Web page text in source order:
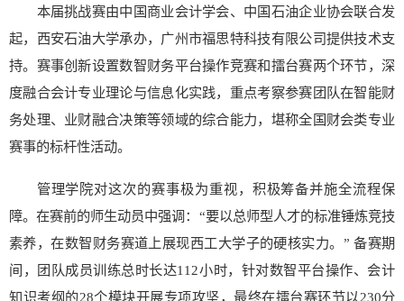
本届挑战赛由中国商业会计学会、中国石油企业协会联合发
起，西安石油大学承办，广州市福思特科技有限公司提供技术支
持。赛事创新设置数智财务平台操作竞赛和擂台赛两个环节，深
度融合会计专业理论与信息化实践，重点考察参赛团队在智能财
务处理、业财融合决策等领域的综合能力，堪称全国财会类专业
赛事的标杆性活动。
管理学院对这次的赛事极为重视，积极筹备并施全流程保
障。在赛前的师生动员中强调：“要以总师型人才的标准锤炼竞技
素养，在数智财务赛道上展现西工大学子的硬核实力。” 备赛期
间，团队成员训练总时长达112小时，针对数智平台操作、会计
知识考纲的28个模块开展专项攻坚，最终在擂台赛环节以230分